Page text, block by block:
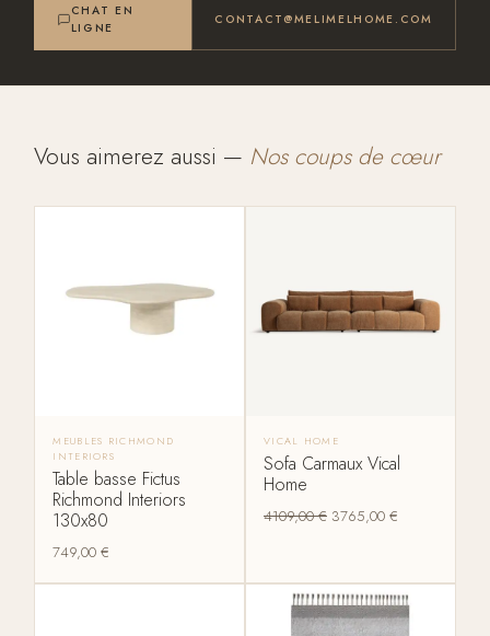
CHAT EN
LIGNE
CONTACT@MELIMELHOME.COM
Vous aimerez aussi — Nos coups de cœur
MEUBLES RICHMOND
INTERIORS
Table basse Fictus
Richmond Interiors
130x80
749,00€
VICAL HOME
Sofa Carmaux Vical
Home
4109,00€ 3765,00 €